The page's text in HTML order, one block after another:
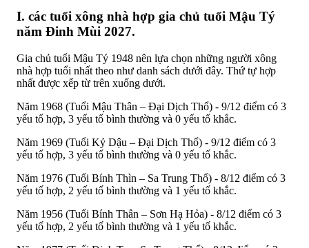
I. các tuổi xông nhà hợp gia chủ tuổi Mậu Tý
năm Đinh Mùi 2027.
Gia chủ tuổi Mậu Tý 1948 nên lựa chọn những người xông
nhà hợp tuổi nhất theo như danh sách dưới đây. Thứ tự hợp
nhất được xếp từ trên xuống dưới.
Năm 1968 (Tuổi Mậu Thân – Đại Dịch Thổ) - 9/12 điểm có 3
yếu tố hợp, 3 yếu tố bình thường và 0 yếu tố khắc.
Năm 1969 (Tuổi Kỷ Dậu – Đại Dịch Thổ) - 9/12 điểm có 3
yếu tố hợp, 3 yếu tố bình thường và 0 yếu tố khắc.
Năm 1976 (Tuổi Bính Thìn – Sa Trung Thổ) - 8/12 điểm có 3
yếu tố hợp, 2 yếu tố bình thường và 1 yếu tố khắc.
Năm 1956 (Tuổi Bính Thân – Sơn Hạ Hỏa) - 8/12 điểm có 3
yếu tố hợp, 2 yếu tố bình thường và 1 yếu tố khắc.